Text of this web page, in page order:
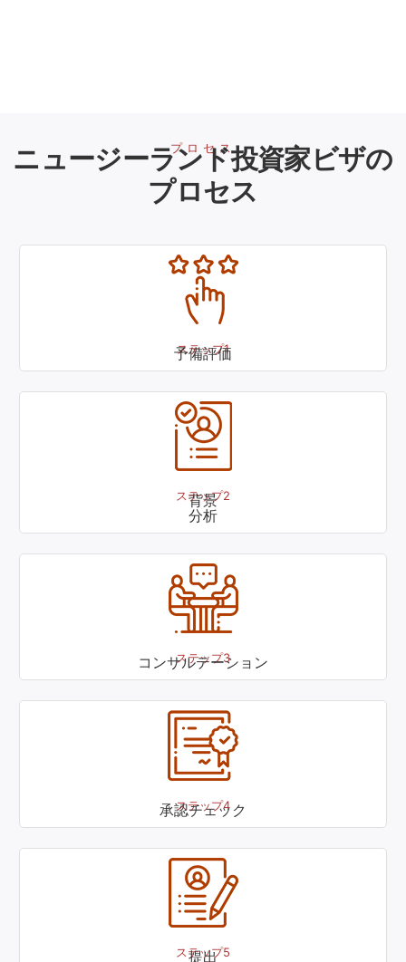
プロセス
ニュージーランド投資家ビザの
プロセス
ステップ1
予備評価
ステップ2
背景
分析
ステップ3
コンサルテーション
ステップ4
承認チェック
ステップ5
提出